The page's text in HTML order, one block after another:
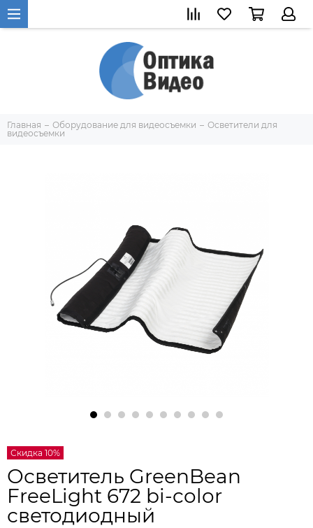
Главная Оборудование для видеосъемки
Осветители для
видеосъемки
Скидка 10%
Осветитель GreenBean
FreeLight 672 bi-color
светодиодный